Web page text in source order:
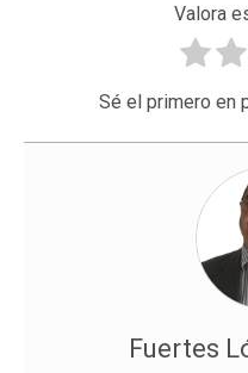
Valora
Sé el primero en
Fuertes